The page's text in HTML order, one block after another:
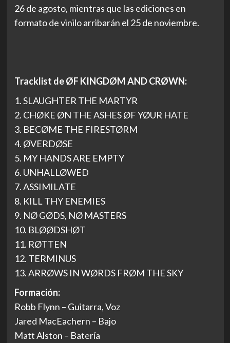
26 de agosto, mientras que las ediciones en
formato de vinilo arribarán el 25 de noviembre.
Tracklist de ØF KINGDØM AND CRØWN:
1. SLAUGHTER THE MARTYR
2. CHØKE ØN THE ASHES ØF YØUR HATE
3. BECØME THE FIRESTØRM
4. ØVERDØSE
5. MY HANDS ARE EMPTY
6. UNHALLØWED
7. ASSIMILATE
8. KILL THY ENEMIES
9. NØ GØDS, NØ MASTERS
10. BLØØDSHØT
11. RØTTEN
12. TERMINUS
13. ARRØWS IN WØRDS FRØM THE SKY
Formación:
Robb Flynn – Guitarra, Voz
Jared MacEachern – Bajo
Matt Alston – Batería